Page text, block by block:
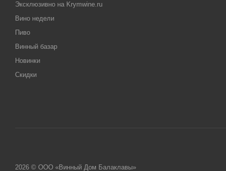
Эксклюзивно на Krymwine.ru
Вино недели
Пиво
Винный базар
Новинки
Скидки
2026 © ООО «Винный Дом Балаклавы»